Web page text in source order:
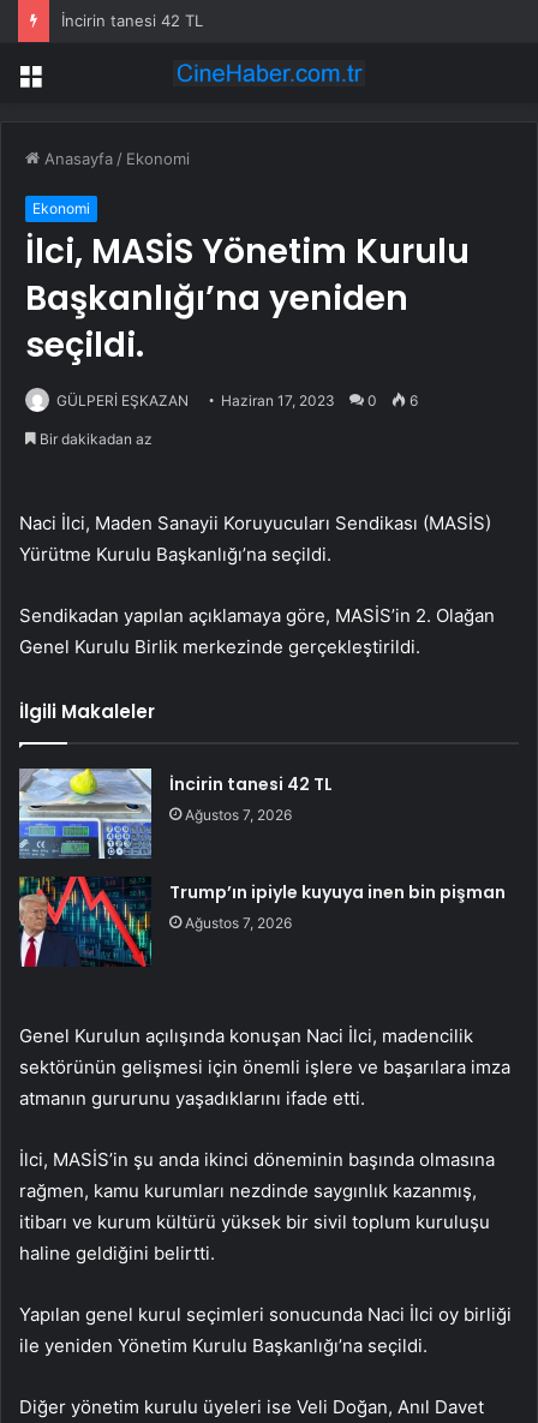
İncirin tanesi 42 TL
Menü
Anasayfa / Ekonomi
Ekonomi
İlci, MASİS Yönetim Kurulu
Başkanlığı’na yeniden
seçildi.
GÜLPERİ EŞKAZAN Haziran 17, 2023 0 6
Bir dakikadan az
Naci İlci, Maden Sanayii Koruyucuları Sendikası (MASİS)
Yürütme Kurulu Başkanlığı’na seçildi.
Sendikadan yapılan açıklamaya göre, MASİS’in 2. Olağan
Genel Kurulu Birlik merkezinde gerçekleştirildi.
İlgili Makaleler
İncirin tanesi 42 TL
Ağustos 7, 2026
Trump’ın ipiyle kuyuya inen bin pişman
Ağustos 7, 2026
Genel Kurulun açılışında konuşan Naci İlci, madencilik
sektörünün gelişmesi için önemli işlere ve başarılara imza
atmanın gururunu yaşadıklarını ifade etti.
İlci, MASİS’in şu anda ikinci döneminin başında olmasına
rağmen, kamu kurumları nezdinde saygınlık kazanmış,
itibarı ve kurum kültürü yüksek bir sivil toplum kuruluşu
haline geldiğini belirtti.
Yapılan genel kurul seçimleri sonucunda Naci İlci oy birliği
ile yeniden Yönetim Kurulu Başkanlığı’na seçildi.
Diğer yönetim kurulu üyeleri ise Veli Doğan, Anıl Davet